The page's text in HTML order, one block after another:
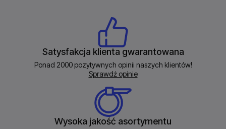
Satysfakcja klienta gwarantowana
Ponad 2000 pozytywnych opinii naszych klientów!
Sprawdź opinie
Wysoka jakość asortymentu